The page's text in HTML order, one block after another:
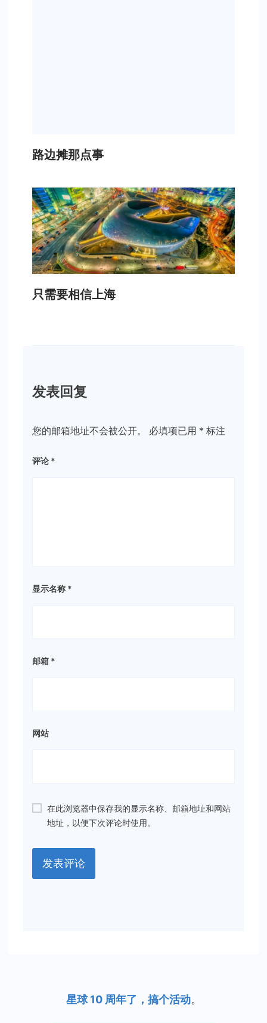
路边摊那点事
只需要相信上海
发表回复
您的邮箱地址不会被公开。 必填项已用 * 标注
评论 *
显示名称 *
邮箱 *
网站
在此浏览器中保存我的显示名称、邮箱地址和网站
地址，以便下次评论时使用。
星球 10 周年了，搞个活动。